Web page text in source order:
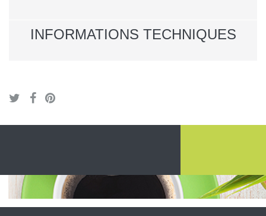
INFORMATIONS TECHNIQUES